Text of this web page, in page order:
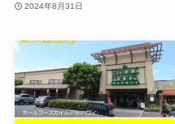
2024年8月31日